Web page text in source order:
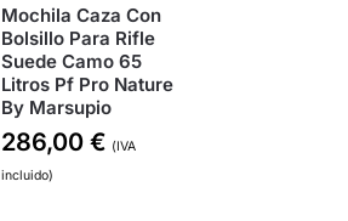
Mochila Caza Con
Bolsillo Para Rifle
Suede Camo 65
Litros Pf Pro Nature
By Marsupio
286,00 € (IVA
incluido)